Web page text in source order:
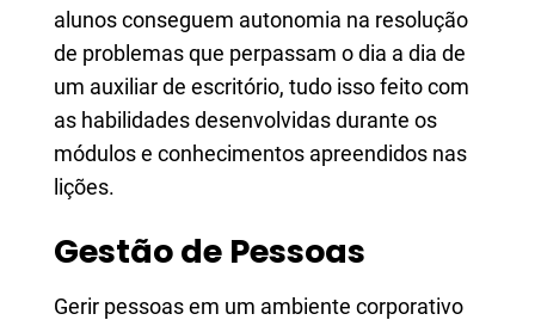
alunos conseguem autonomia na resolução
de problemas que perpassam o dia a dia de
um auxiliar de escritório, tudo isso feito com
as habilidades desenvolvidas durante os
módulos e conhecimentos apreendidos nas
lições.
Gestão de Pessoas
Gerir pessoas em um ambiente corporativo